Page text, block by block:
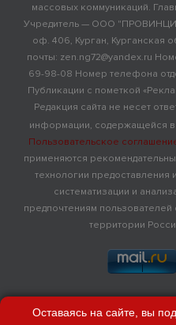
массовых коммуникаций.
Учредитель — ООО
оф. 406, Курган, Курганская
почты: zen.ng72@yandex.ru
69-98-08 Номер телефона
Публикации с пометкой
Редакция сайта не несет
информации, содержащейся
Пользовательское
применяются
технологии
систематизации и
предпочтениям пользователей
территории
Оставаясь на сайте, вы